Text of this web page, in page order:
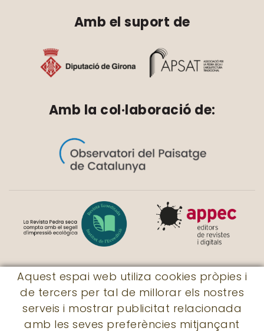
Amb el suport de
Amb la col·laboració de:
© Revista Pedra seca
| Rossaleta, 7 | 17730 - Llers |
Aquest espai web utiliza cookies pròpies i
de tercers per tal de millorar els nostres
serveis i mostrar publicitat relacionada
amb les seves preferències mitjançant